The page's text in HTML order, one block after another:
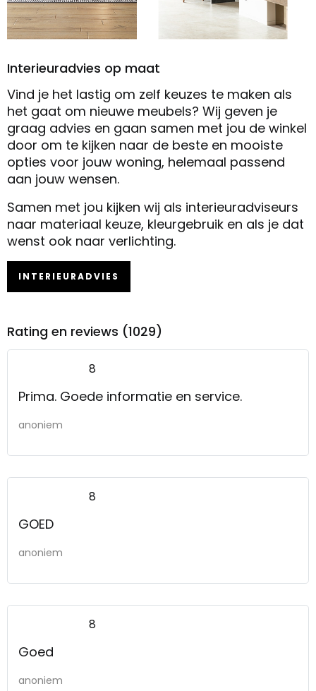
Interieuradvies op maat
Vind je het lastig om zelf keuzes te maken als
het gaat om nieuwe meubels? Wij geven je
graag advies en gaan samen met jou de winkel
door om te kijken naar de beste en mooiste
opties voor jouw woning, helemaal passend
aan jouw wensen.
Samen met jou kijken wij als interieuradviseurs
naar materiaal keuze, kleurgebruik en als je dat
wenst ook naar verlichting.
INTERIEURADVIES
Rating en reviews (1029)
8
Prima. Goede informatie en service.
anoniem
8
GOED
anoniem
8
Goed
anoniem